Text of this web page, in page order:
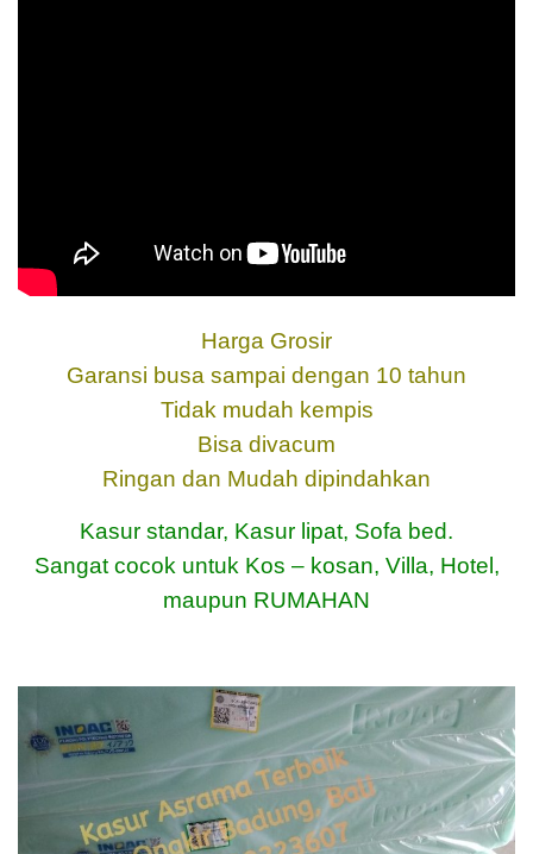
Harga Grosir
Garansi busa sampai dengan 10 tahun
Tidak mudah kempis
Bisa divacum
Ringan dan Mudah dipindahkan
Kasur standar, Kasur lipat, Sofa bed.
Sangat cocok untuk Kos – kosan, Villa, Hotel,
maupun RUMAHAN